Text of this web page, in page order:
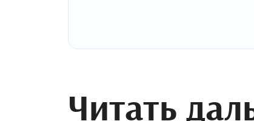
Читать